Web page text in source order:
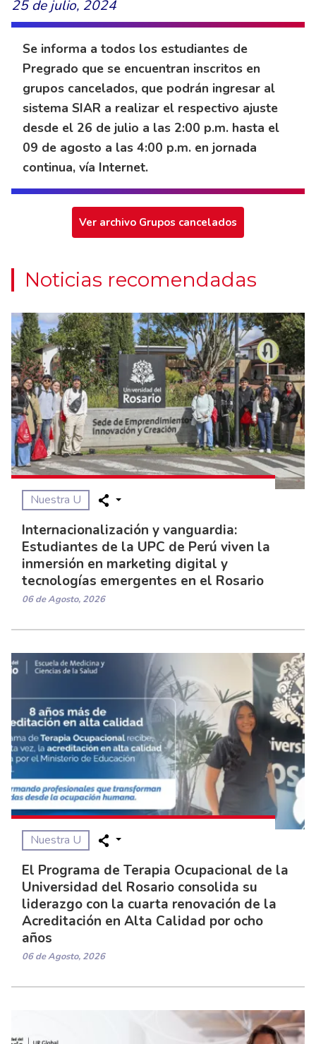
25 de julio, 2024
Se informa a todos los estudiantes de
Pregrado que se encuentran inscritos en
grupos cancelados, que podrán ingresar al
sistema SIAR a realizar el respectivo ajuste
desde el 26 de julio a las 2:00 p.m. hasta el
09 de agosto a las 4:00 p.m. en jornada
continua, vía Internet.
Ver archivo Grupos cancelados
Noticias recomendadas
Nuestra U
Internacionalización y vanguardia:
Estudiantes de la UPC de Perú viven la
inmersión en marketing digital y
tecnologías emergentes en el Rosario
06 de Agosto, 2026
Nuestra U
El Programa de Terapia Ocupacional de la
Universidad del Rosario consolida su
liderazgo con la cuarta renovación de la
Acreditación en Alta Calidad por ocho
años
06 de Agosto, 2026